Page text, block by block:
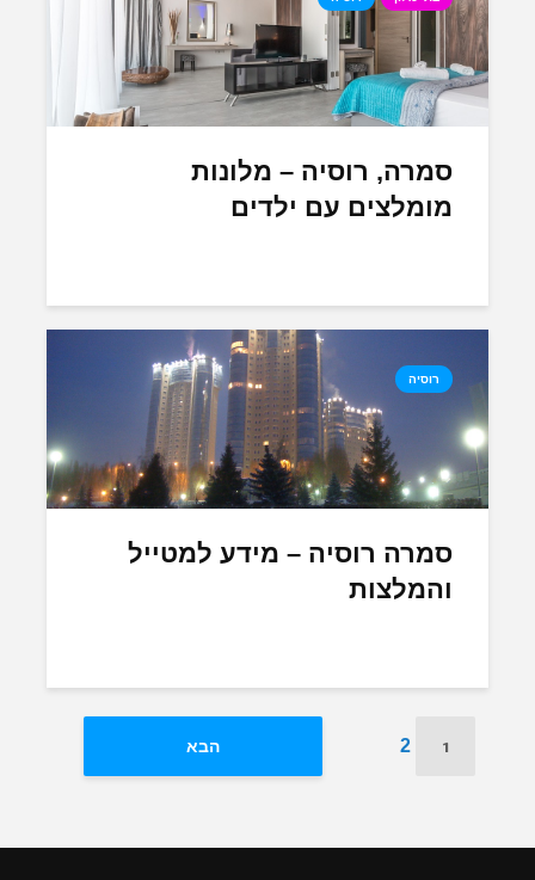
סמרה, רוסיה – מלונות
מומלצים עם ילדים
רוסיה
סמרה רוסיה – מידע למטייל
והמלצות
1
2 הבא